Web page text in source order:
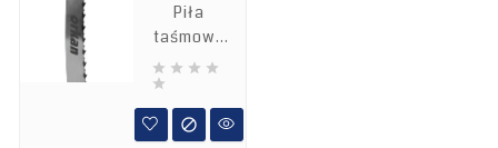
Piła
taśmowa
do
produkcji
mięsa
Orkan,
   

